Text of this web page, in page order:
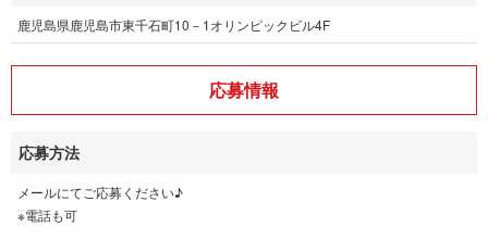
鹿児島県鹿児島市東千石町10－1オリンピックビル4F
応募情報
応募方法
メールにてご応募ください♪
※電話も可